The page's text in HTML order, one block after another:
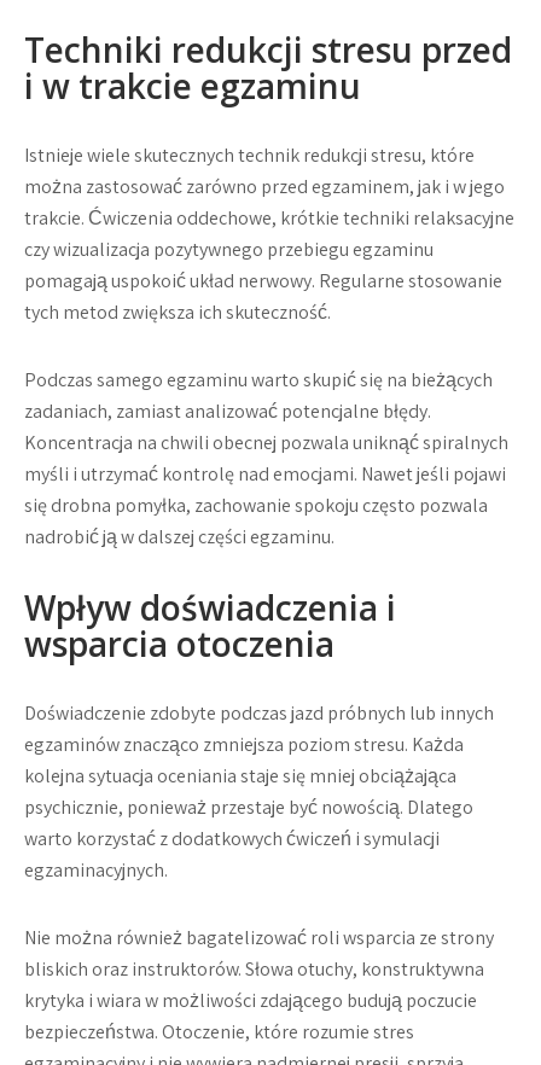
Techniki redukcji stresu przed
i w trakcie egzaminu
Istnieje wiele skutecznych technik redukcji stresu, które
można zastosować zarówno przed egzaminem, jak i w jego
trakcie. Ćwiczenia oddechowe, krótkie techniki relaksacyjne
czy wizualizacja pozytywnego przebiegu egzaminu
pomagają uspokoić układ nerwowy. Regularne stosowanie
tych metod zwiększa ich skuteczność.
Podczas samego egzaminu warto skupić się na bieżących
zadaniach, zamiast analizować potencjalne błędy.
Koncentracja na chwili obecnej pozwala uniknąć spiralnych
myśli i utrzymać kontrolę nad emocjami. Nawet jeśli pojawi
się drobna pomyłka, zachowanie spokoju często pozwala
nadrobić ją w dalszej części egzaminu.
Wpływ doświadczenia i
wsparcia otoczenia
Doświadczenie zdobyte podczas jazd próbnych lub innych
egzaminów znacząco zmniejsza poziom stresu. Każda
kolejna sytuacja oceniania staje się mniej obciążająca
psychicznie, ponieważ przestaje być nowością. Dlatego
warto korzystać z dodatkowych ćwiczeń i symulacji
egzaminacyjnych.
Nie można również bagatelizować roli wsparcia ze strony
bliskich oraz instruktorów. Słowa otuchy, konstruktywna
krytyka i wiara w możliwości zdającego budują poczucie
bezpieczeństwa. Otoczenie, które rozumie stres